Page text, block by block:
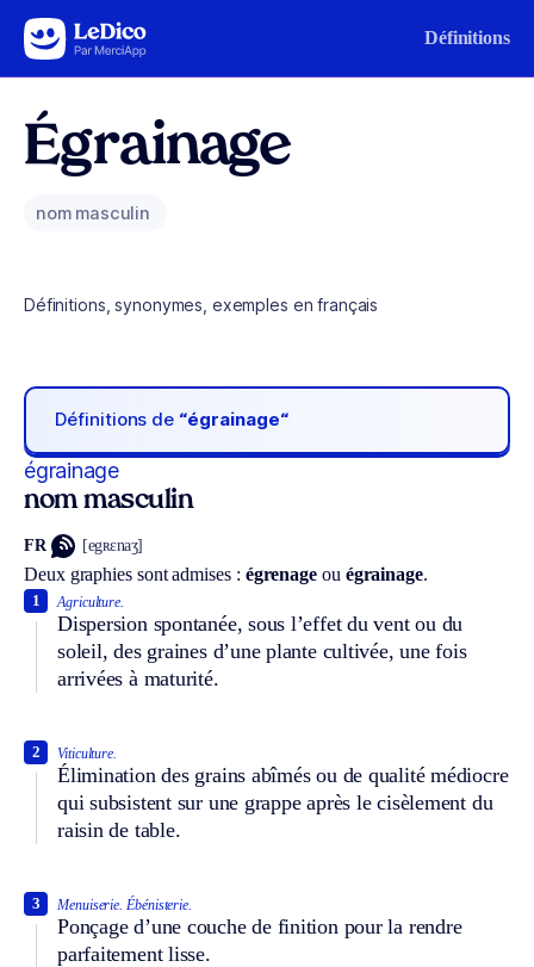
Aller au contenu Définitions
Égrainage
nom masculin
Définitions, synonymes, exemples en français
Définitions de “égrainage“
égrainage
nom masculin
FR [egʀɛnaʒ]
Deux graphies sont admises : égrenage ou égrainage.
Agriculture.
Dispersion spontanée, sous l’effet du vent ou du
soleil, des graines d’une plante cultivée, une fois
arrivées à maturité.
1
Viticulture.
Élimination des grains abîmés ou de qualité médiocre
qui subsistent sur une grappe après le cisèlement du
raisin de table.
2
Menuiserie. Ébénisterie.
Ponçage d’une couche de finition pour la rendre
parfaitement lisse.
3